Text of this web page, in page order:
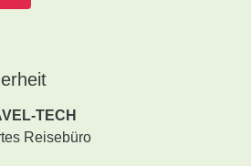
TECH
Reisebüro